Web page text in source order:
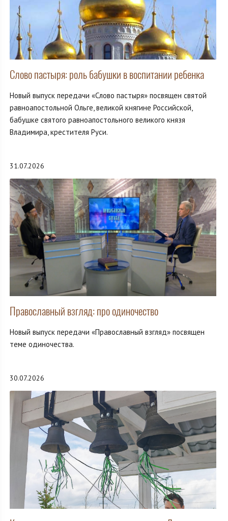
Слово пастыря: роль бабушки в воспитании ребенка
Новый выпуск передачи «Слово пастыря» посвящен святой
равноапостольной Ольге, великой княгине Российской,
бабушке святого равноапостольного великого князя
Владимира, крестителя Руси.
31.07.2026
Православный взгляд: про одиночество
Новый выпуск передачи «Православный взгляд» посвящен
теме одиночества.
30.07.2026